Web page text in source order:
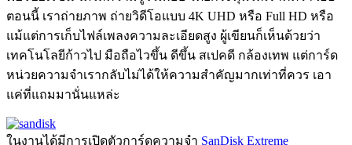
ตอนนี้ เราถ่ายภาพ ถ่ายวิดีโอแบบ 4K UHD หรือ Full HD หรือ
แม้แต่การเก็บไฟล์เพลงความละเอียดสูง ผู้เขียนก็เห็นด้วยว่า
เทคโนโลยีก้าวไป มือถือไวขึ้น ดีขึ้น สเปคดี กล้องเทพ แต่การ์ด
หน่วยความจำเรากลับไม่ได้ให้ความสำคัญมากเท่าที่ควร เอา
แค่ที่แถมมานั่นแหล่ะ
ในงานได้มีการเปิดตัวการ์ดความจำ SanDisk Extreme